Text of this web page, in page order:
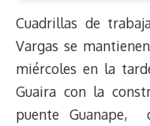
Cuadrillas de
Vargas se
miércoles en la
Guaira con la
puente Guanape,